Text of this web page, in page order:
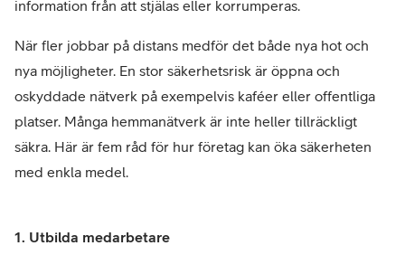
information från att stjälas eller korrumperas.
När fler jobbar på distans medför det både nya hot och
nya möjligheter. En stor säkerhetsrisk är öppna och
oskyddade nätverk på exempelvis kaféer eller offentliga
platser. Många hemmanätverk är inte heller tillräckligt
säkra. Här är fem råd för hur företag kan öka säkerheten
med enkla medel.
1. Utbilda medarbetare